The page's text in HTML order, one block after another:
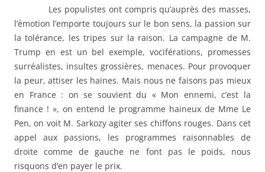
Les populistes ont compris qu’auprès des masses,
l’émotion l’emporte toujours sur le bon sens, la passion sur
la tolérance, les tripes sur la raison. La campagne de M.
Trump en est un bel exemple, vociférations, promesses
surréalistes, insultes grossières, menaces. Pour provoquer
la peur, attiser les haines. Mais nous ne faisons pas mieux
en France : on se souvient du « Mon ennemi, c’est la
finance ! », on entend le programme haineux de Mme Le
Pen, on voit M. Sarkozy agiter ses chiffons rouges. Dans cet
appel aux passions, les programmes raisonnables de
droite comme de gauche ne font pas le poids, nous
risquons d’en payer le prix.